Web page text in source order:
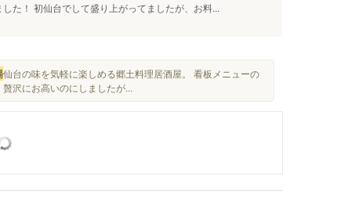
た！ 初仙台でして盛り上がってましたが、お料...
仙台の味を気軽に楽しめる郷土料理居酒屋。 看板メニューの
沢にお高いのにしましたが...